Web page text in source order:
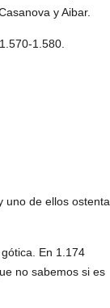
y Aibar.
1.580.
uno de ellos ostenta
En 1.174
no sabemos si es